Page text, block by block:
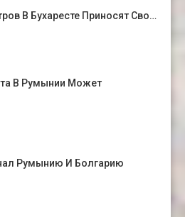
В Бухаресте Приносят Сво…
В Румынии Может
Румынию И Болгарию